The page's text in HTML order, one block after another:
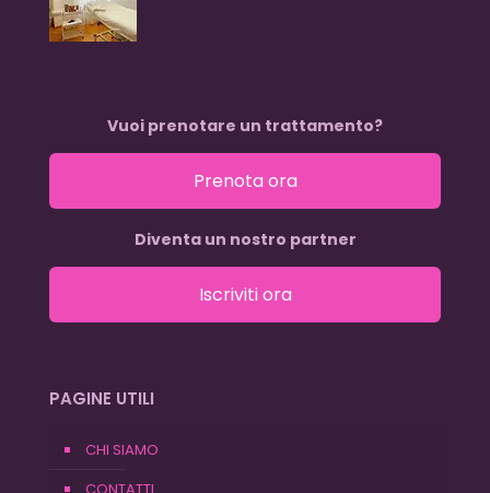
Vuoi prenotare un trattamento?
Prenota ora
Diventa un nostro partner
Iscriviti ora
PAGINE UTILI
CHI SIAMO